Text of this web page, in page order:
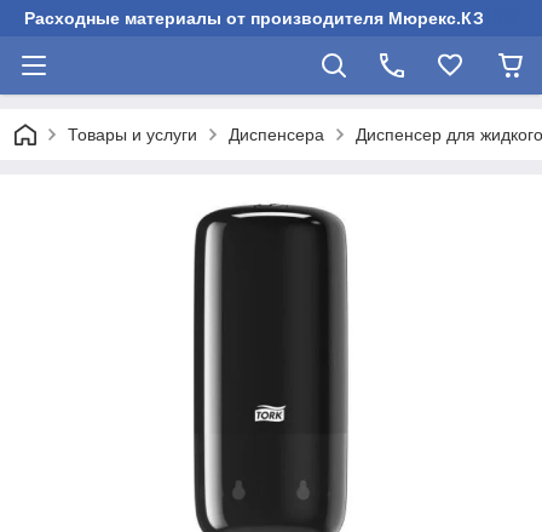
Расходные материалы от производителя Мюрекс.КЗ
Товары и услуги Диспенсера Диспенсер для